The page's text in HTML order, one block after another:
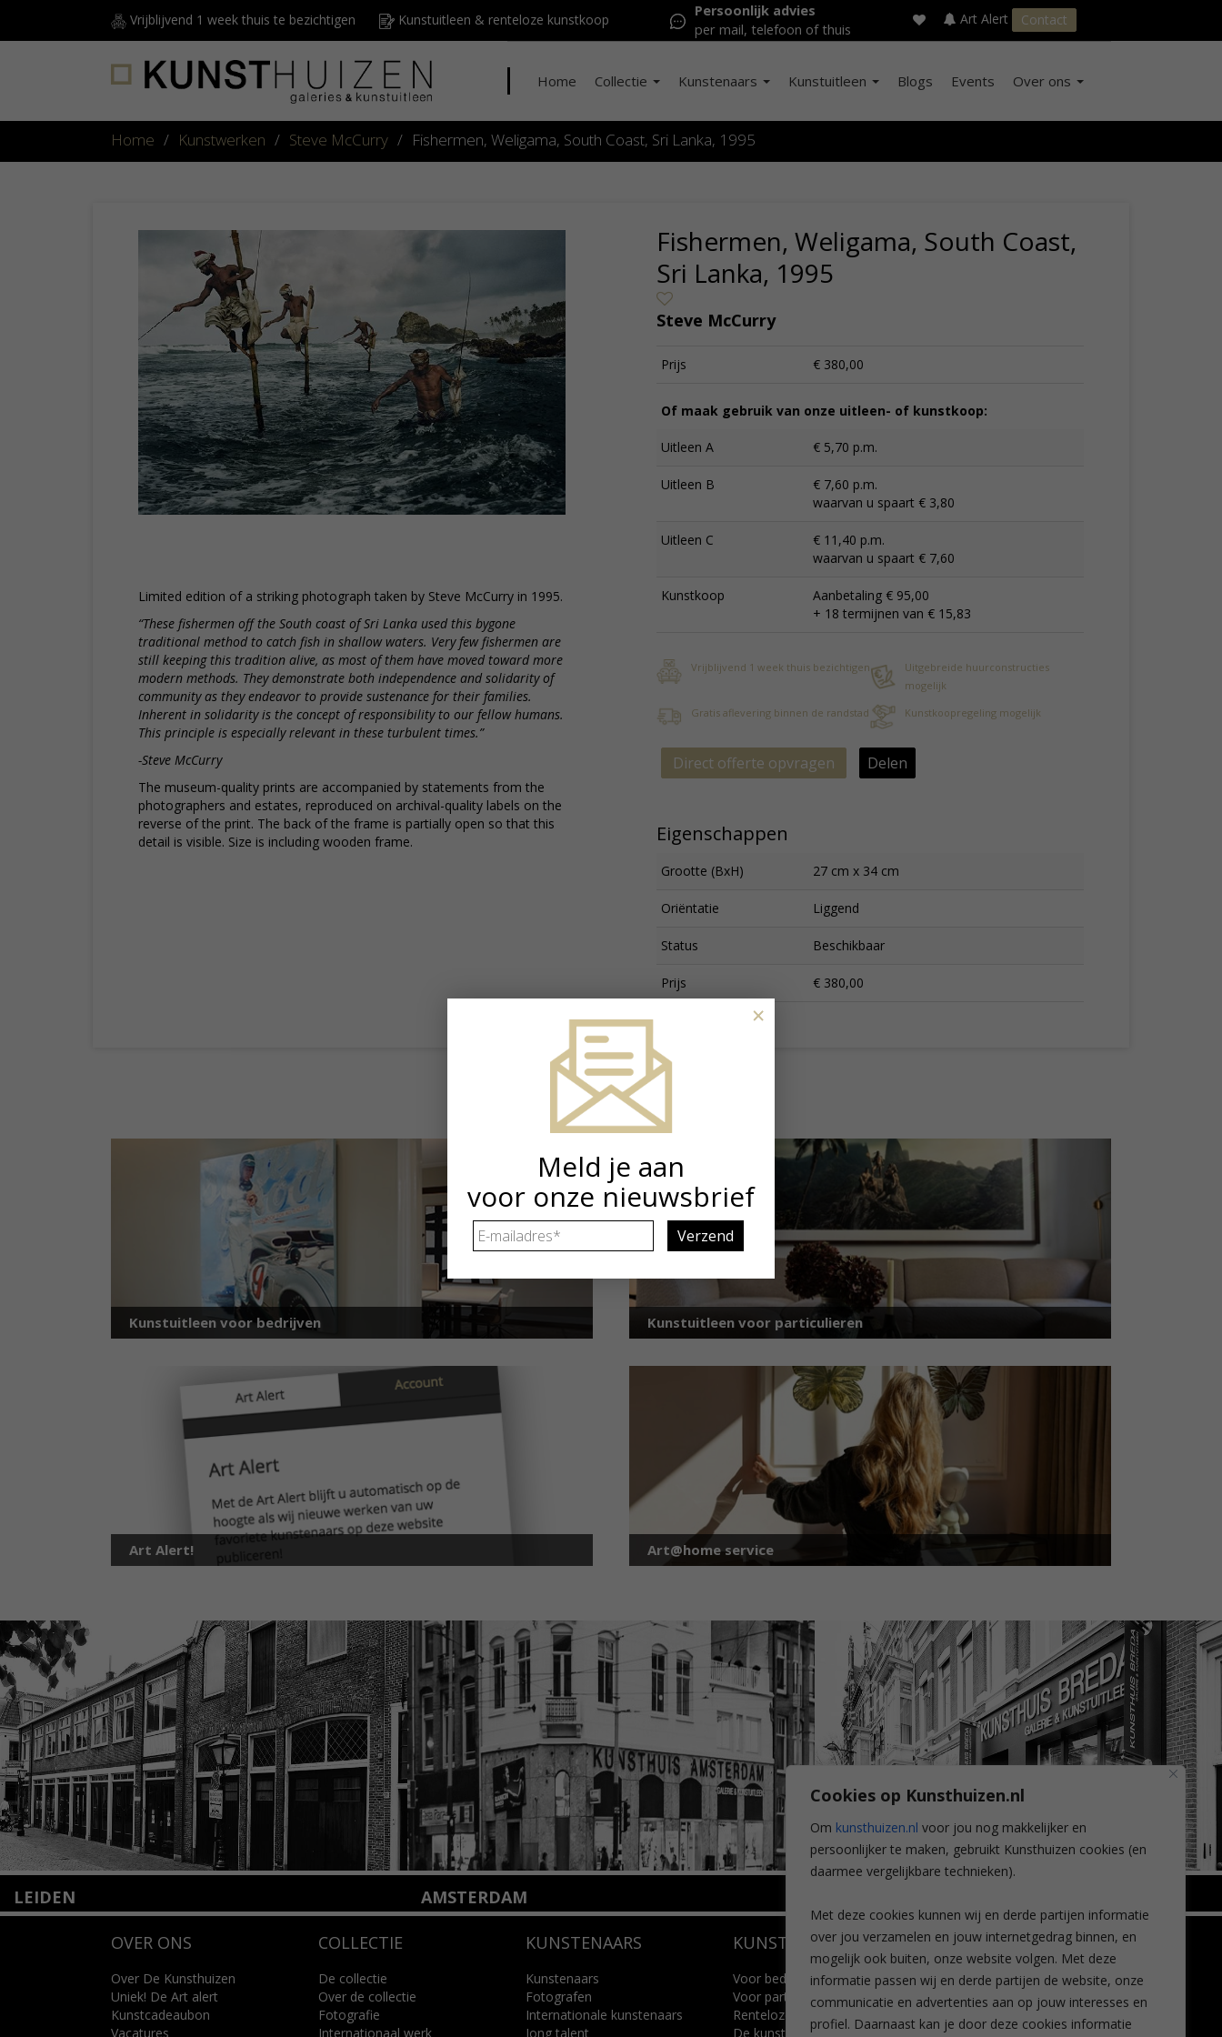
Cookies op Kunsthuizen.nl
Om kunsthuizen.nl voor jou nog makkelijker en
persoonlijker te maken, gebruikt Kunsthuizen cookies (en
daarmee vergelijkbare technieken).
Met deze cookies kunnen wij en derde partijen informatie
over jou verzamelen en jouw internetgedrag binnen, en
mogelijk ook buiten, onze website volgen. Met deze
informatie passen wij en derde partijen de website, onze
communicatie en advertenties aan op jouw interesses en
profiel. Daarnaast kan je door deze cookies informatie
Vrijblijvend 1 week thuis te bezichtigen Kunstuitleen & renteloze kunstkoop
Persoonlijk advies
per mail, telefoon of thuis
Art Alert Contact
Home Collectie Kunstenaars Kunstuitleen Blogs Events Over ons
Home / Kunstwerken / Steve McCurry / Fishermen, Weligama, South Coast, Sri Lanka, 1995
Limited edition of a striking photograph taken by Steve McCurry in 1995.
“These fishermen off the South coast of Sri Lanka used this bygone
traditional method to catch fish in shallow waters. Very few fishermen are
still keeping this tradition alive, as most of them have moved toward more
modern methods. They demonstrate both independence and solidarity of
community as they endeavor to provide sustenance for their families.
Inherent in solidarity is the concept of responsibility to our fellow humans.
This principle is especially relevant in these turbulent times.”
-Steve McCurry
The museum-quality prints are accompanied by statements from the
photographers and estates, reproduced on archival-quality labels on the
reverse of the print. The back of the frame is partially open so that this
detail is visible. Size is including wooden frame.
Fishermen, Weligama, South Coast,
Sri Lanka, 1995
Steve McCurry
Prijs € 380,00
Of maak gebruik van onze uitleen- of kunstkoop:
Uitleen A € 5,70 p.m.
Uitleen B
€ 7,60 p.m.
waarvan u spaart € 3,80
Uitleen C
€ 11,40 p.m.
waarvan u spaart € 7,60
Kunstkoop
Aanbetaling € 95,00
+ 18 termijnen van € 15,83
Vrijblijvend 1 week thuis bezichtigen
Uitgebreide huurconstructies
mogelijk
Gratis aflevering binnen de randstad
Kunstkoopregeling mogelijk
Direct offerte opvragen Delen
Eigenschappen
Grootte (BxH) 27 cm x 34 cm
Oriëntatie Liggend
Status Beschikbaar
Prijs € 380,00
Kunstuitleen voor bedrijven Kunstuitleen voor particulieren
Art Alert! Art@home service
LEIDEN
info@kunsthuisleiden.nl
AMSTERDAM
1075 VX Amsterdam
info@kunsthuisamsterdam.nl
Lees meer
Wilhelminastraat 11
4818 SB Breda
+31 (0)76 5221309
info@kunsthuisbreda.nl
Lees meer
OVER ONS
Over De Kunsthuizen
Uniek! De Art alert
Kunstcadeaubon
Vacatures
COLLECTIE
De collectie
Over de collectie
Fotografie
Internationaal werk
KUNSTENAARS
Kunstenaars
Fotografen
Internationale kunstenaars
Jong talent
KUNSTUITLEEN
Voor bedrijven
Voor particulieren
Renteloze kunstkoop
De kunstcadeaubon
CONTACT
Contact
Leiden
Amsterdam
Breda
Meld je aan
voor onze nieuwsbrief
E-
mailadres *
×